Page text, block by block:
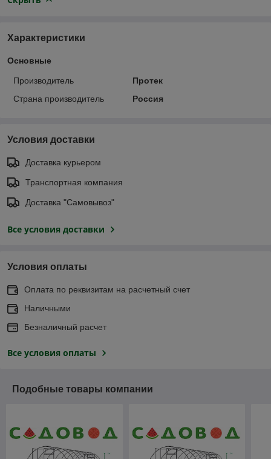
Характеристики
Основные
Производитель
Протек
Страна производитель
Россия
Условия доставки
Доставка курьером
Транспортная компания
Доставка "Самовывоз"
Все условия доставки
Условия оплаты
Оплата по реквизитам на расчетный счет
Наличными
Безналичный расчет
Все условия оплаты
Подобные товары компании